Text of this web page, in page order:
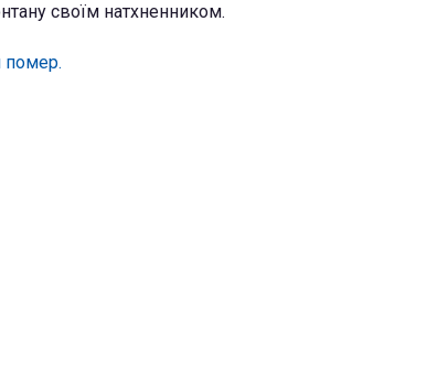
своїм натхненником.
помер.